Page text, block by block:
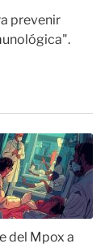
prevenir
del Mpox a